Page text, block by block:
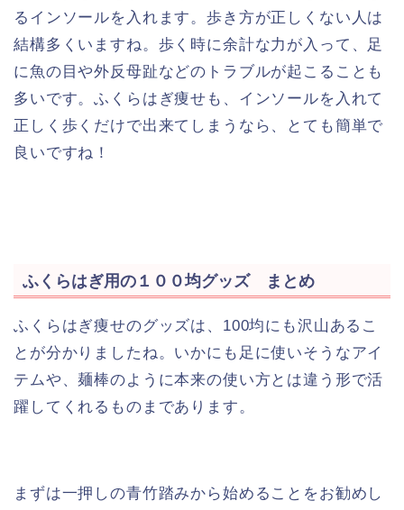
るインソールを入れます。歩き方が正しくない人は
結構多くいますね。歩く時に余計な力が入って、足
に魚の目や外反母趾などのトラブルが起こることも
多いです。ふくらはぎ痩せも、インソールを入れて
正しく歩くだけで出来てしまうなら、とても簡単で
良いですね！
ふくらはぎ用の１００均グッズ まとめ
ふくらはぎ痩せのグッズは、100均にも沢山あるこ
とが分かりましたね。いかにも足に使いそうなアイ
テムや、麺棒のように本来の使い方とは違う形で活
躍してくれるものまであります。
まずは一押しの青竹踏みから始めることをお勧めし